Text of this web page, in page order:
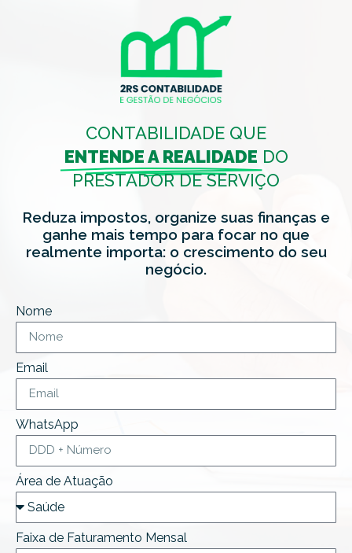
CONTABILIDADE QUE
ENTENDE A REALIDADE DO
PRESTADOR DE SERVIÇO
Reduza impostos, organize suas finanças e
ganhe mais tempo para focar no que
realmente importa: o crescimento do seu
negócio.
Nome
Email
WhatsApp
Área de Atuação
Faixa de Faturamento Mensal